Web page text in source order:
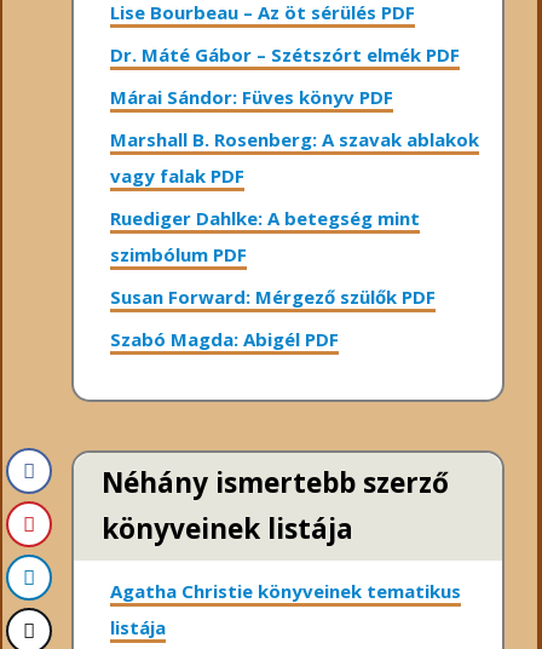
Lise Bourbeau – Az öt sérülés PDF
Dr. Máté Gábor – Szétszórt elmék PDF
Márai Sándor: Füves könyv PDF
Marshall B. Rosenberg: A szavak ablakok
vagy falak PDF
Ruediger Dahlke: A betegség mint
szimbólum PDF
Susan Forward: Mérgező szülők PDF
Szabó Magda: Abigél PDF
Néhány ismertebb szerző
könyveinek listája
Agatha Christie könyveinek tematikus
listája